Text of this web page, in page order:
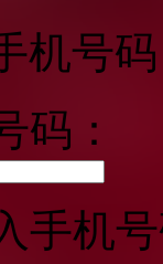
机号
码：
手机